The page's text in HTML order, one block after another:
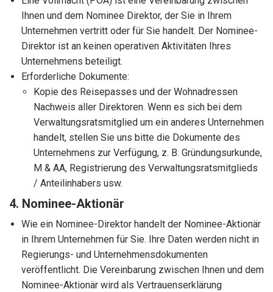
Ihnen und dem Nominee Direktor, der Sie in Ihrem
Unternehmen vertritt oder für Sie handelt. Der Nominee-
Direktor ist an keinen operativen Aktivitäten Ihres
Unternehmens beteiligt.
Erforderliche Dokumente:
Kopie des Reisepasses und der Wohnadressen
Nachweis aller Direktoren. Wenn es sich bei dem
Verwaltungsratsmitglied um ein anderes Unternehmen
handelt, stellen Sie uns bitte die Dokumente des
Unternehmens zur Verfügung, z. B. Gründungsurkunde,
M & AA, Registrierung des Verwaltungsratsmitglieds
/ Anteilinhabers usw.
4. Nominee-Aktionär
Wie ein Nominee-Direktor handelt der Nominee-Aktionär
in Ihrem Unternehmen für Sie. Ihre Daten werden nicht in
Regierungs- und Unternehmensdokumenten
veröffentlicht. Die Vereinbarung zwischen Ihnen und dem
Nominee-Aktionär wird als Vertrauenserklärung